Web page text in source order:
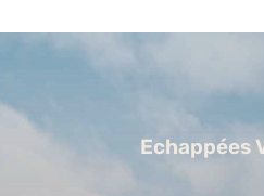
Echappées